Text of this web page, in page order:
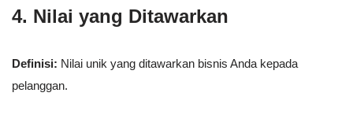
4. Nilai yang Ditawarkan
Definisi: Nilai unik yang ditawarkan bisnis Anda kepada
pelanggan.